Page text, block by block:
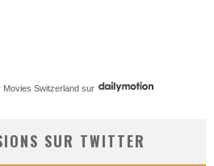
Movies Switzerland sur
SUR TWITTER